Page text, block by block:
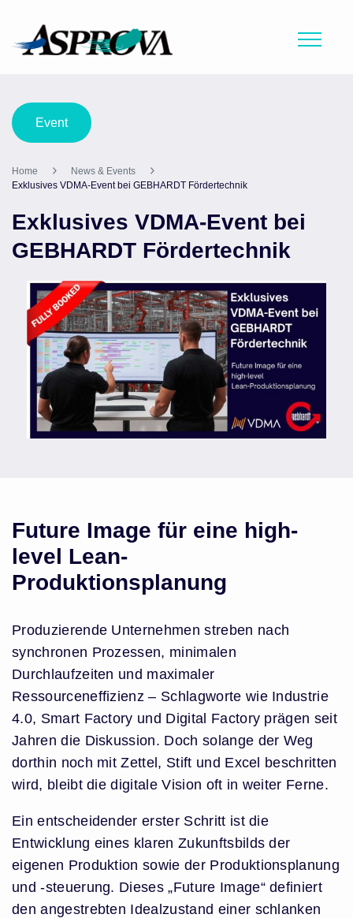
Event
Home
News & Events
Exklusives VDMA-Event bei GEBHARDT Fördertechnik
Exklusives VDMA-Event bei
GEBHARDT Fördertechnik
Future Image für eine high-
level Lean-
Produktionsplanung
Produzierende Unternehmen streben nach
synchronen Prozessen, minimalen
Durchlaufzeiten und maximaler
Ressourceneffizienz – Schlagworte wie Industrie
4.0, Smart Factory und Digital Factory prägen seit
Jahren die Diskussion. Doch solange der Weg
dorthin noch mit Zettel, Stift und Excel beschritten
wird, bleibt die digitale Vision oft in weiter Ferne.
Ein entscheidender erster Schritt ist die
Entwicklung eines klaren Zukunftsbilds der
eigenen Produktion sowie der Produktionsplanung
und -steuerung. Dieses „Future Image“ definiert
den angestrebten Idealzustand einer schlanken